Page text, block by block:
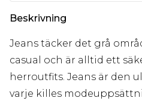
Beskrivning
Jeans täcker det grå
casual och är alltid ett
herroutfits. Jeans är den
varje killes